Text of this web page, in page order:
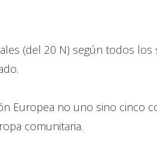
(del 20 N) según todos
Europea no uno sino cinco
comunitaria.